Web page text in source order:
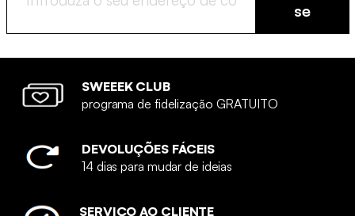
se
SWEEEK CLUB
programa de fidelização GRATUITO
DEVOLUÇÕES FÁCEIS
14 dias para mudar de ideias
SERVIÇO AO CLIENTE